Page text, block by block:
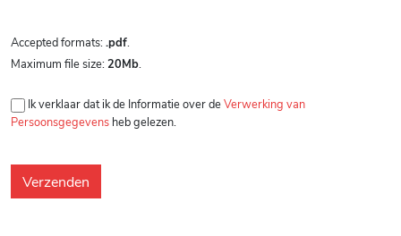
Accepted formats: .pdf
Maximum file size: 20Mb
Ik verklaar dat ik de Informatie over deVerwerking van
Persoonsgegevens heb gelezen.